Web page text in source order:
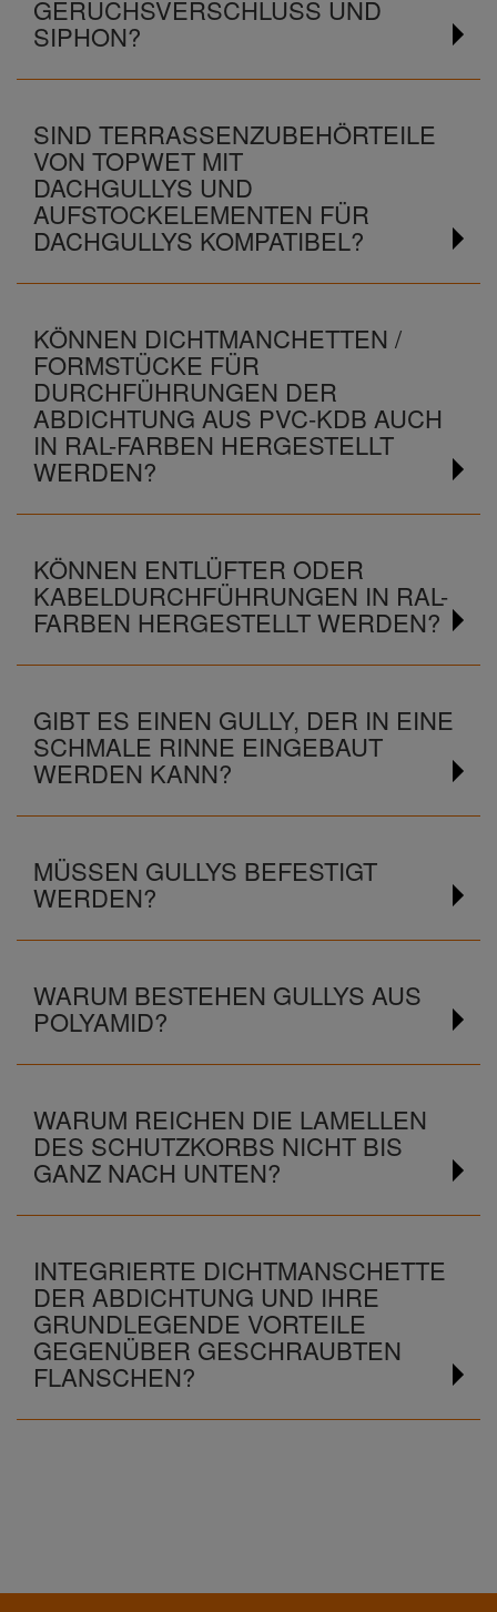
GERUCHSVERSCHLUSS UND
SIPHON?
SIND TERRASSENZUBEHÖRTEILE
VON TOPWET MIT
DACHGULLYS UND
AUFSTOCKELEMENTEN FÜR
DACHGULLYS KOMPATIBEL?
KÖNNEN DICHTMANCHETTEN /
FORMSTÜCKE FÜR
DURCHFÜHRUNGEN DER
ABDICHTUNG AUS PVC-KDB AUCH
IN RAL-FARBEN HERGESTELLT
WERDEN?
KÖNNEN ENTLÜFTER ODER
KABELDURCHFÜHRUNGEN IN RAL-
FARBEN HERGESTELLT WERDEN?
GIBT ES EINEN GULLY, DER IN EINE
SCHMALE RINNE EINGEBAUT
WERDEN KANN?
MÜSSEN GULLYS BEFESTIGT
WERDEN?
WARUM BESTEHEN GULLYS AUS
POLYAMID?
WARUM REICHEN DIE LAMELLEN
DES SCHUTZKORBS NICHT BIS
GANZ NACH UNTEN?
INTEGRIERTE DICHTMANSCHETTE
DER ABDICHTUNG UND IHRE
GRUNDLEGENDE VORTEILE
GEGENÜBER GESCHRAUBTEN
FLANSCHEN?